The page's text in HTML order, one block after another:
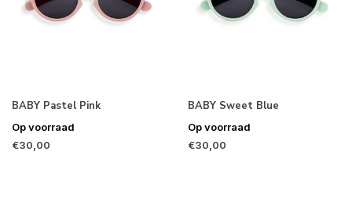
BABY Pastel Pink
Op voorraad
€30,00
BABY Sweet Blue
Op voorraad
€30,00